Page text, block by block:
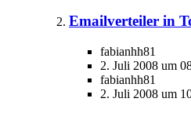
Emailverteiler in
fabianhh81
2. Juli 2008 um
fabianhh81
2. Juli 2008 um